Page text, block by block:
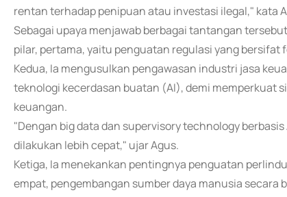
rentan terhadap penipuan atau investasi ilegal," kata
Sebagai upaya menjawab berbagai tantangan
pilar, pertama, yaitu penguatan regulasi yang
Kedua, Ia mengusulkan pengawasan industri jasa
teknologi kecerdasan buatan (AI), demi memperkuat
keuangan.
"Dengan big data dan supervisory technology
dilakukan lebih cepat," ujar Agus.
Ketiga, Ia menekankan pentingnya penguatan
empat, pengembangan sumber daya manusia secara